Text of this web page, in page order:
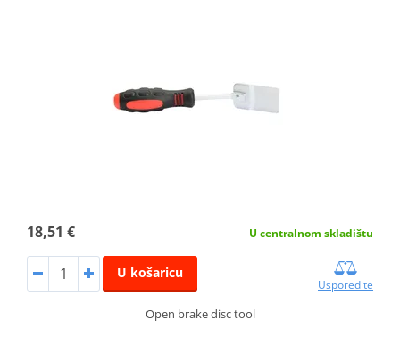
18,51 € U centralnom skladištu
U košaricu
Usporedite
Open brake disc tool